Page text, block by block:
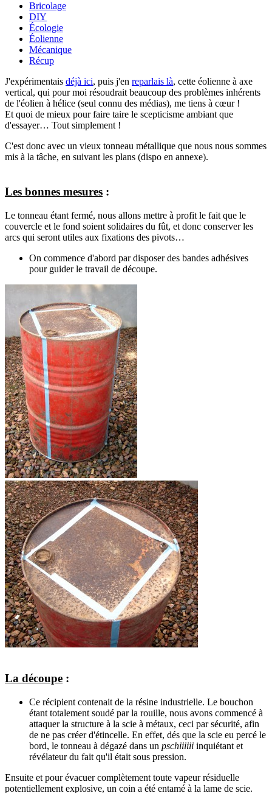
Bricolage
DIY
Écologie
Éolienne
Mécanique
Récup
J'expérimentais déjà ici, puis j'en reparlais là, cette éolienne à axe
vertical, qui pour moi résoudrait beaucoup des problèmes inhérents
de l'éolien à hélice (seul connu des médias), me tiens à cœur !
Et quoi de mieux pour faire taire le scepticisme ambiant que
d'essayer… Tout simplement !
C'est donc avec un vieux tonneau métallique que nous nous sommes
mis à la tâche, en suivant les plans (dispo en annexe).
Les bonnes mesures :
Le tonneau étant fermé, nous allons mettre à profit le fait que le
couvercle et le fond soient solidaires du fût, et donc conserver les
arcs qui seront utiles aux fixations des pivots…
On commence d'abord par disposer des bandes adhésives
pour guider le travail de découpe.
La découpe :
Ce récipient contenait de la résine industrielle. Le bouchon
étant totalement soudé par la rouille, nous avons commencé à
attaquer la structure à la scie à métaux, ceci par sécurité, afin
de ne pas créer d'étincelle. En effet, dés que la scie eu percé le
bord, le tonneau à dégazé dans un pschiiiiii inquiétant et
révélateur du fait qu'il était sous pression.
Ensuite et pour évacuer complètement toute vapeur résiduelle
potentiellement explosive, un coin a été entamé à la lame de scie.